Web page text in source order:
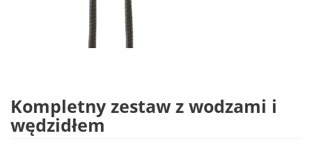
Kompletny zestaw z wodzami i
wędzidłem